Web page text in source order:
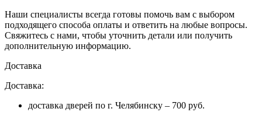
Наши специалисты всегда готовы помочь вам с выбором
подходящего способа оплаты и ответить на любые вопросы.
Свяжитесь с нами, чтобы уточнить детали или получить
дополнительную информацию.
Доставка
Доставка:
доставка дверей по г. Челябинску – 700 руб.